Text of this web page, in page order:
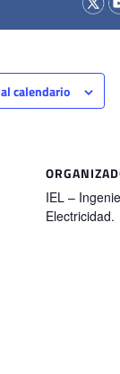
calendario
IEL –
Electricidad.